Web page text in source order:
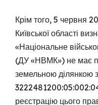
Крім того, 5 червня
Київської області
«Національне
(ДУ «НВМК») не має
земельною ділянкою
реєстрацію цього